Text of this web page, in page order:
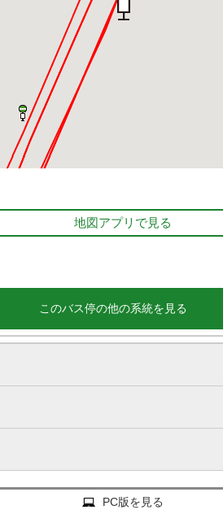
地図アプリで見る
このバス停の他の系統を見る
PC版を見る